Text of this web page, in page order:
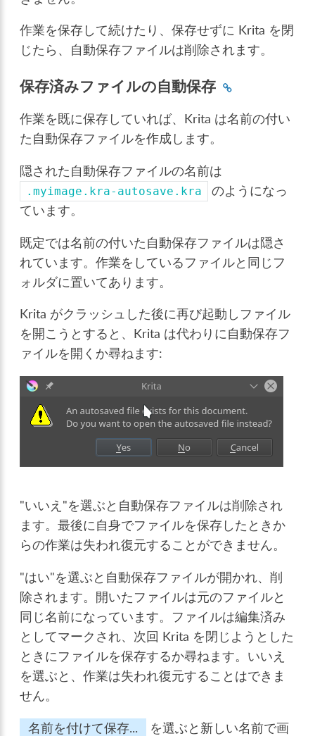
作業を保存して続けたり、保存せずに Krita を閉
じたら、自動保存ファイルは削除されます。
保存済みファイルの自動保存
作業を既に保存していれば、Krita は名前の付い
た自動保存ファイルを作成します。
隠された自動保存ファイルの名前は
.myimage.kra-autosave.kra
のようになっ
ています。
既定では名前の付いた自動保存ファイルは隠さ
れています。作業をしているファイルと同じフ
ォルダに置いてあります。
Krita がクラッシュした後に再び起動しファイル
を開こうとすると、Krita は代わりに自動保存フ
ァイルを開くか尋ねます:
"いいえ"を選ぶと自動保存ファイルは削除され
ます。最後に自身でファイルを保存したときか
らの作業は失われ復元することができません。
"はい"を選ぶと自動保存ファイルが開かれ、削
除されます。開いたファイルは元のファイルと
同じ名前になっています。ファイルは編集済み
としてマークされ、次回 Krita を閉じようとした
ときにファイルを保存するか尋ねます。いいえ
を選ぶと、作業は失われ復元することはできま
せん。
名前を付けて保存...
を選ぶと新しい名前で画